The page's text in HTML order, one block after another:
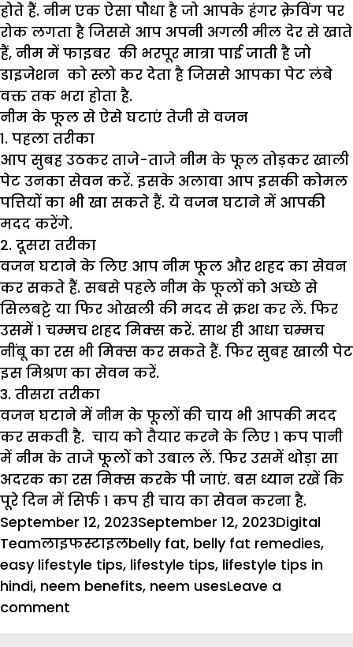
होते हैं. नीम एक ऐसा पौधा है जो आपके हंगर क्रेविंग पर
रोक लगता है जिससे आप अपनी अगली मील देर से खाते
हैं, नीम में फाइबर की भरपूर मात्रा पाई जाती है जो
डाइजेशन को स्लो कर देता है जिससे आपका पेट लंबे
वक्त तक भरा होता है.
नीम के फूल से ऐसे घटाएं तेजी से वजन
1. पहला तरीका
आप सुबह उठकर ताजे-ताजे नीम के फूल तोड़कर खाली
पेट उनका सेवन करें. इसके अलावा आप इसकी कोमल
पत्तियों का भी खा सकते हैं. ये वजन घटाने में आपकी
मदद करेंगे.
2. दूसरा तरीका
वजन घटाने के लिए आप नीम फूल और शहद का सेवन
कर सकते हैं. सबसे पहले नीम के फूलों को अच्छे से
सिलबट्टे या फिर ओखली की मदद से क्रश कर लें. फिर
उसमें 1 चम्मच शहद मिक्स करें. साथ ही आधा चम्मच
नींबू का रस भी मिक्स कर सकते हैं. फिर सुबह खाली पेट
इस मिश्रण का सेवन करें.
3. तीसरा तरीका
वजन घटाने में नीम के फूलों की चाय भी आपकी मदद
कर सकती है. चाय को तैयार करने के लिए 1 कप पानी
में नीम के ताजे फूलों को उबाल लें. फिर उसमें थोड़ा सा
अदरक का रस मिक्स करके पी जाएं. बस ध्यान रखें कि
पूरे दिन में सिर्फ 1 कप ही चाय का सेवन करना है.
Posted
on
September 12, 2023September 12, 2023Author
Digital
TeamCategories
लाइफस्टाइलTags
belly fat, belly fat remedies,
easy lifestyle tips, lifestyle tips, lifestyle tips in
hindi, neem benefits, neem usesLeave a
comment